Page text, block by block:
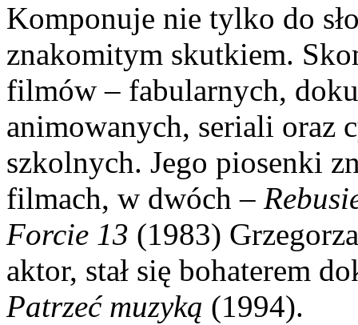
Komponuje nie tylko do
znakomitym skutkiem.
filmów – fabularnych,
animowanych, seriali oraz
szkolnych. Jego piosenki
filmach, w dwóch –
Forcie 13 (1983)
aktor, stał się bohaterem
Patrzeć muzyką (1994).